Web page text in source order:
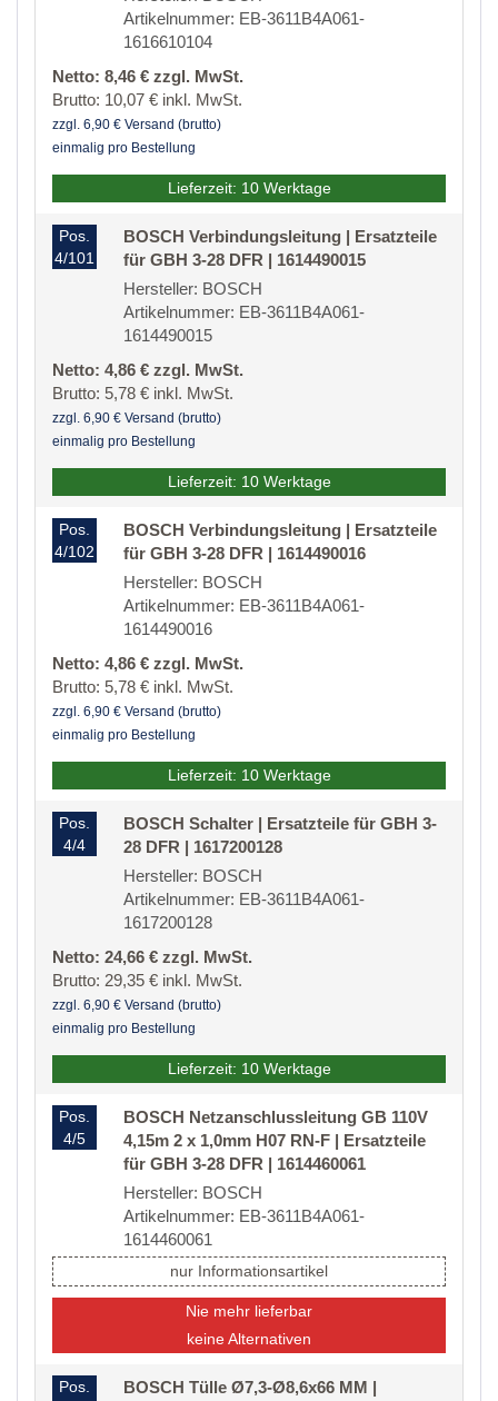
Artikelnummer: EB-3611B4A061-
1616610104
Netto: 8,46 € zzgl. MwSt.
Brutto: 10,07 € inkl. MwSt.
zzgl. 6,90 € Versand (brutto)
einmalig pro Bestellung
Lieferzeit: 10 Werktage
Pos.
4/101
BOSCH Verbindungsleitung | Ersatzteile
für GBH 3-28 DFR | 1614490015
Hersteller: BOSCH
Artikelnummer: EB-3611B4A061-
1614490015
Netto: 4,86 € zzgl. MwSt.
Brutto: 5,78 € inkl. MwSt.
zzgl. 6,90 € Versand (brutto)
einmalig pro Bestellung
Lieferzeit: 10 Werktage
Pos.
4/102
BOSCH Verbindungsleitung | Ersatzteile
für GBH 3-28 DFR | 1614490016
Hersteller: BOSCH
Artikelnummer: EB-3611B4A061-
1614490016
Netto: 4,86 € zzgl. MwSt.
Brutto: 5,78 € inkl. MwSt.
zzgl. 6,90 € Versand (brutto)
einmalig pro Bestellung
Lieferzeit: 10 Werktage
Pos.
4/4
BOSCH Schalter | Ersatzteile für GBH 3-
28 DFR | 1617200128
Hersteller: BOSCH
Artikelnummer: EB-3611B4A061-
1617200128
Netto: 24,66 € zzgl. MwSt.
Brutto: 29,35 € inkl. MwSt.
zzgl. 6,90 € Versand (brutto)
einmalig pro Bestellung
Lieferzeit: 10 Werktage
Pos.
4/5
BOSCH Netzanschlussleitung GB 110V
4,15m 2 x 1,0mm H07 RN-F | Ersatzteile
für GBH 3-28 DFR | 1614460061
Hersteller: BOSCH
Artikelnummer: EB-3611B4A061-
1614460061
nur Informationsartikel
Nie mehr lieferbar
keine Alternativen
Pos.
BOSCH Tülle Ø7,3-Ø8,6x66 MM |